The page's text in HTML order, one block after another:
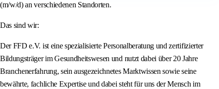
(m/w/d) an verschiedenen Standorten.
Das sind wir:
Der FFD e.V. ist eine spezialisierte Personalberatung und zertifizierter
Bildungsträger im Gesundheitswesen und nutzt dabei über 20 Jahre
Branchenerfahrung, sein ausgezeichnetes Marktwissen sowie seine
bewährte, fachliche Expertise und dabei steht für uns der Mensch im